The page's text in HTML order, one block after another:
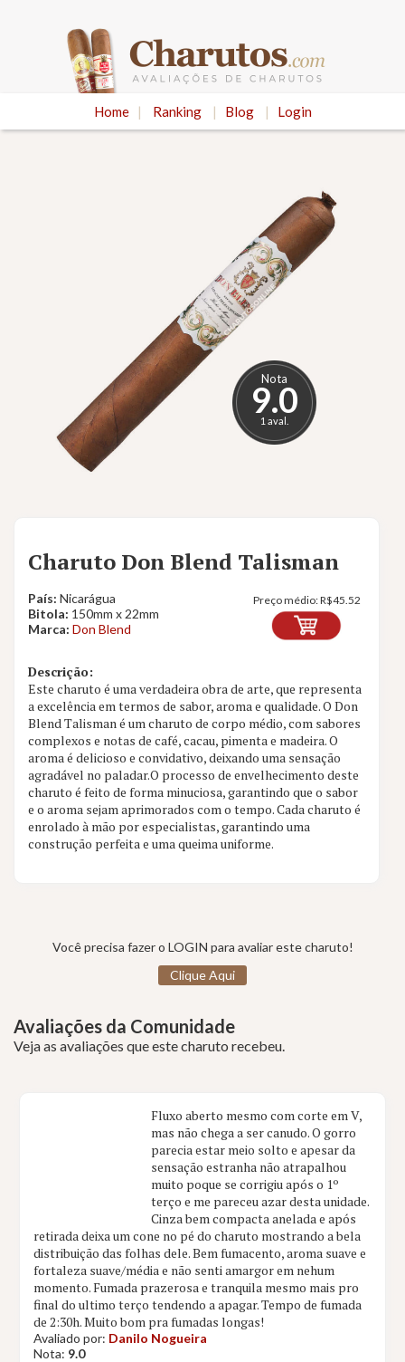
Home | Ranking | Blog | Login
Nota
9.0
1 aval.
Charuto Don Blend Talisman
País: Nicarágua
Bitola: 150mm x 22mm
Marca: Don Blend
Preço médio:R$45.52
Descrição:
Este charuto é uma verdadeira obra de arte, que representa
a excelência em termos de sabor, aroma e qualidade. O Don
Blend Talisman é um charuto de corpo médio, com sabores
complexos e notas de café, cacau, pimenta e madeira. O
aroma é delicioso e convidativo, deixando uma sensação
agradável no paladar.O processo de envelhecimento deste
charuto é feito de forma minuciosa, garantindo que o sabor
e o aroma sejam aprimorados com o tempo. Cada charuto é
enrolado à mão por especialistas, garantindo uma
construção perfeita e uma queima uniforme.
Você precisa fazer o LOGIN para avaliar este charuto!
Clique Aqui
Avaliações da Comunidade
Veja as avaliações que este charuto recebeu.
Fluxo aberto mesmo com corte em V,
mas não chega a ser canudo. O gorro
parecia estar meio solto e apesar da
sensação estranha não atrapalhou
muito poque se corrigiu após o 1º
terço e me pareceu azar desta unidade.
Cinza bem compacta anelada e após
retirada deixa um cone no pé do charuto mostrando a bela
distribuição das folhas dele. Bem fumacento, aroma suave e
fortaleza suave/média e não senti amargor em nehum
momento. Fumada prazerosa e tranquila mesmo mais pro
final do ultimo terço tendendo a apagar. Tempo de fumada
de 2:30h. Muito bom pra fumadas longas!
Avaliado por: Danilo Nogueira
Nota: 9.0